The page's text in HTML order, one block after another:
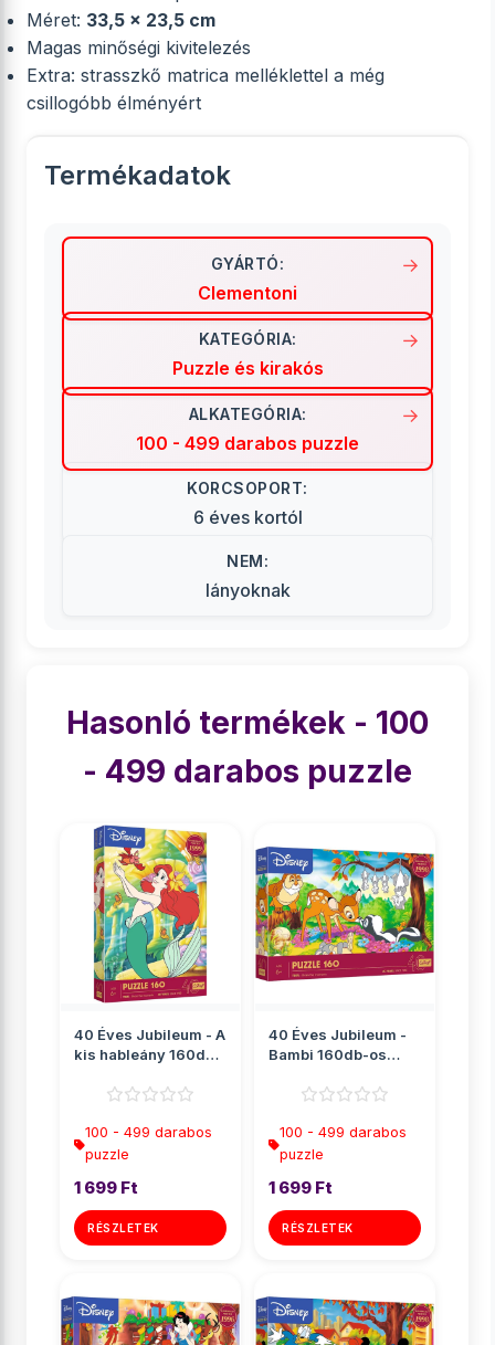
Méret: 33,5 × 23,5 cm
Magas minőségi kivitelezés
Extra: strasszkő matrica melléklettel a még
csillogóbb élményért
Termékadatok
GYÁRTÓ:
Clementoni
KATEGÓRIA:
Puzzle és kirakós
ALKATEGÓRIA:
100 - 499 darabos puzzle
KORCSOPORT:
6 éves kortól
NEM:
lányoknak
Hasonló termékek - 100
- 499 darabos puzzle
40 Éves Jubileum - A
kis hableány 160db-
100 - 499 darabos
puzzle
1 699 Ft
RÉSZLETEK
40 Éves Jubileum -
Bambi 160db-os
100 - 499 darabos
puzzle
1 699 Ft
RÉSZLETEK